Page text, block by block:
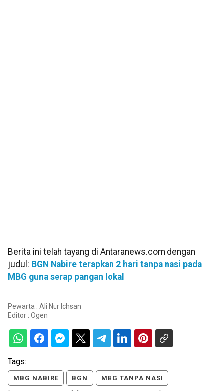
Berita ini telah tayang di Antaranews.com dengan
judul: BGN Nabire terapkan 2 hari tanpa nasi pada
MBG guna serap pangan lokal
Pewarta : Ali Nur Ichsan
Editor : Ogen
Tags:
MBG NABIRE BGN MBG TANPA NASI